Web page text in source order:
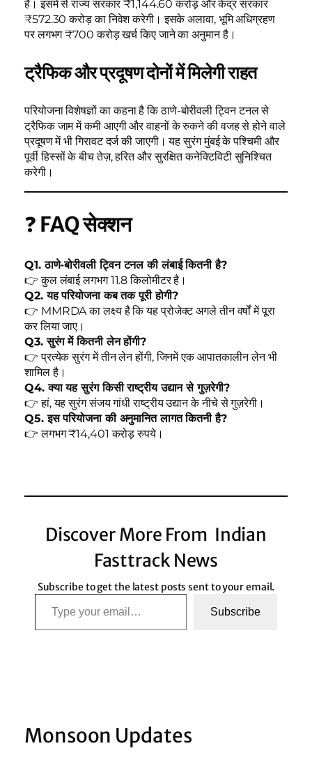
है। इसमें से राज्य सरकार ₹1,144.60 करोड़ और केंद्र सरकार
₹572.30 करोड़ का निवेश करेगी। इसके अलावा, भूमि अधिग्रहण
पर लगभग ₹700 करोड़ खर्च किए जाने का अनुमान है।
ट्रैफिक और प्रदूषण दोनों में मिलेगी राहत
परियोजना विशेषज्ञों का कहना है कि ठाणे-बोरीवली ट्विन टनल से
ट्रैफिक जाम में कमी आएगी और वाहनों के रुकने की वजह से होने वाले
प्रदूषण में भी गिरावट दर्ज की जाएगी। यह सुरंग मुंबई के पश्चिमी और
पूर्वी हिस्सों के बीच तेज़, हरित और सुरक्षित कनेक्टिविटी सुनिश्चित
करेगी।
❓ FAQ सेक्शन
Q1. ठाणे-बोरीवली ट्विन टनल की लंबाई कितनी है?
👉 कुल लंबाई लगभग 11.8 किलोमीटर है।
Q2. यह परियोजना कब तक पूरी होगी?
👉 MMRDA का लक्ष्य है कि यह प्रोजेक्ट अगले तीन वर्षों में पूरा
कर लिया जाए।
Q3. सुरंग में कितनी लेन होंगी?
👉 प्रत्येक सुरंग में तीन लेन होंगी, जिनमें एक आपातकालीन लेन भी
शामिल है।
Q4. क्या यह सुरंग किसी राष्ट्रीय उद्यान से गुज़रेगी?
👉 हां, यह सुरंग संजय गांधी राष्ट्रीय उद्यान के नीचे से गुज़रेगी।
Q5. इस परियोजना की अनुमानित लागत कितनी है?
👉 लगभग ₹14,401 करोड़ रुपये।
Discover More From Indian
Fasttrack News
Subscribe to get the latest posts sent to your email.
Type your email…
Subscribe
Monsoon Updates